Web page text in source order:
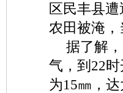
区民丰县
农田被淹
据了解
气，到22
为15㎜，